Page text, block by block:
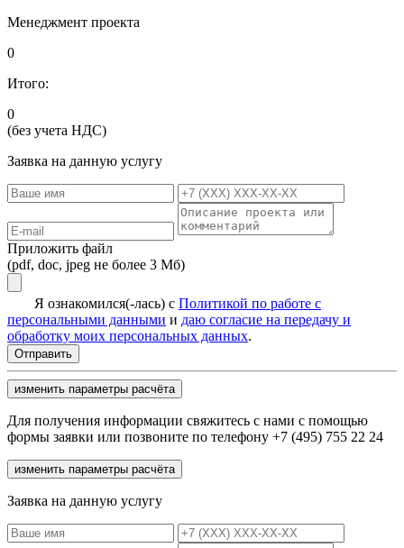
Менеджмент проекта
0
Итого:
0
(без учета НДС)
Заявка на данную услугу
Приложить файл
(pdf, doc, jpeg не более 3 Мб)
Я ознакомился(-лась) с Политикой по работе с
персональными данными и даю согласие на передачу и
обработку моих персональных данных.
изменить параметры расчёта
Для получения информации свяжитесь с нами с помощью
формы заявки или позвоните по телефону +7 (495) 755 22 24
изменить параметры расчёта
Заявка на данную услугу